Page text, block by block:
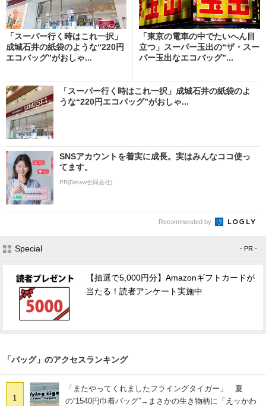
「スーパー行く時はこれ一択」
成城石井の紙袋のような“220円
エコバッグ”がおしゃ...
「東京の電車の中でたいへん目
立つ」スーパー玉出の“ザ・スー
パー玉出なエコバッグ”...
「スーパー行く時はこれ一択」成城石井の紙袋のよ
うな“220円エコバッグ”がおしゃ...
SNSアカウントを着実に成長。実はみんなココ使っ
てます。
PR(Dreaw合同会社)
Recommended by
Special - PR -
【抽選で5,000円分】Amazonギフトカードが
当たる！読者アンケート実施中
「バッグ」のアクセスランキング
1
「またやってくれましたフライングタイガー」 夏
の“1540円巾着バッグ”→まさかの生き物柄に「えッかわ